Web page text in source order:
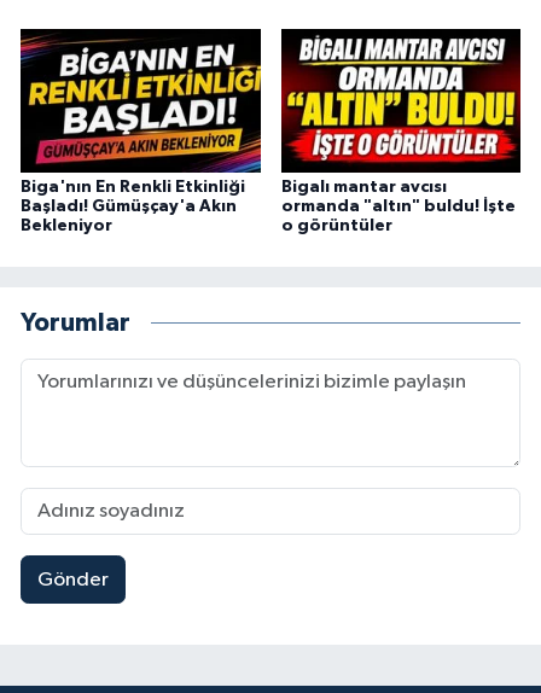
Biga'nın En Renkli Etkinliği
Başladı! Gümüşçay'a Akın
Bekleniyor
Bigalı mantar avcısı
ormanda "altın" buldu! İşte
o görüntüler
Yorumlar
Gönder